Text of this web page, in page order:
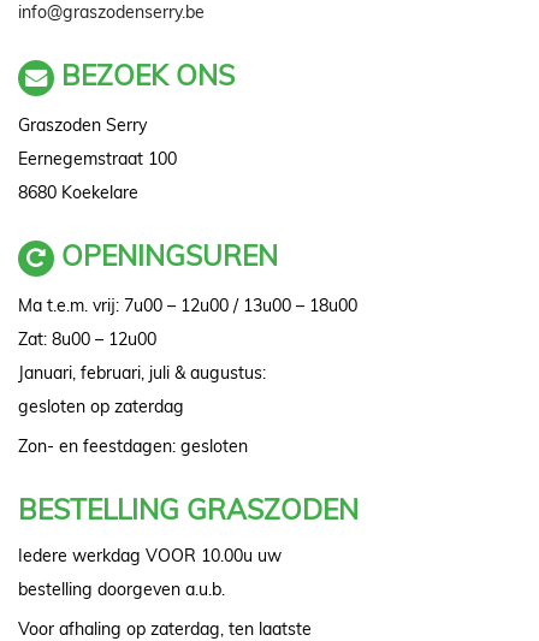
Home
info@graszodenserry.be
BEZOEK ONS
Graszoden Serry
Eernegemstraat 100
8680 Koekelare
OPENINGSUREN
Ma t.e.m. vrij: 7u00 – 12u00 / 13u00 – 18u00
Zat: 8u00 – 12u00
Januari, februari, juli & augustus:
gesloten op zaterdag
Zon- en feestdagen: gesloten
BESTELLING GRASZODEN
Iedere werkdag VOOR 10.00u uw
bestelling doorgeven a.u.b.
Voor afhaling op zaterdag, ten laatste